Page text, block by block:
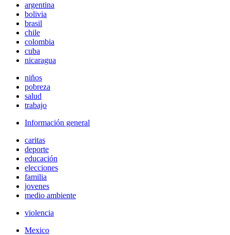
argentina
bolivia
brasil
chile
colombia
cuba
nicaragua
niños
pobreza
salud
trabajo
Información general
caritas
deporte
educación
elecciones
familia
jovenes
medio ambiente
violencia
Mexico